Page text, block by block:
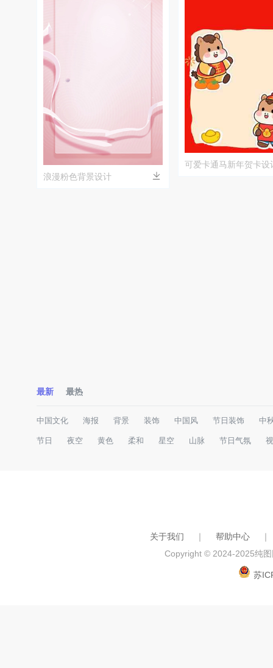
浪漫粉色背景设计
可爱卡通马新年贺卡设
最新 最热
中国文化 海报 背景 装饰 中国风 节日装饰 中
节日 夜空 黄色 柔和 星空 山脉 节日气氛
关于我们 ｜ 帮助中心
｜
Copyright © 2024-2025纯
苏